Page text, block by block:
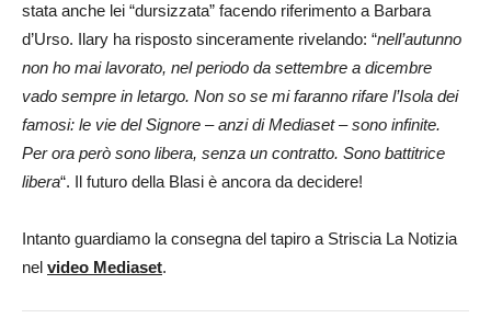
stata anche lei “dursizzata” facendo riferimento a Barbara
d’Urso. Ilary ha risposto sinceramente rivelando: “nell’autunno
non ho mai lavorato, nel periodo da settembre a dicembre
vado sempre in letargo. Non so se mi faranno rifare l’Isola dei
famosi: le vie del Signore – anzi di Mediaset – sono infinite.
Per ora però sono libera, senza un contratto. Sono battitrice
libera“. Il futuro della Blasi è ancora da decidere!
Intanto guardiamo la consegna del tapiro a Striscia La Notizia
nel video Mediaset.